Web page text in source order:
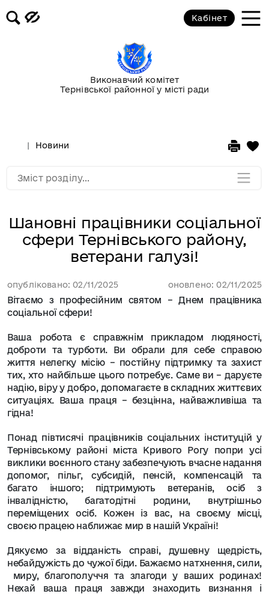
Виконавчий комітет
Тернівської районної у місті ради
Кабінет
Новини
Шановні працівники соціальної
сфери Тернівського району,
ветерани галузі!
опубліковано: 02/11/2025 оновлено: 02/11/2025
Вітаємо з професійним святом – Днем працівника
соціальної сфери!
Ваша робота є справжнім прикладом людяності,
доброти та турботи. Ви обрали для себе справою
життя нелегку місію – постійну підтримку та захист
тих, хто найбільше цього потребує. Саме ви – даруєте
надію, віру у добро, допомагаєте в складних життєвих
ситуаціях. Ваша праця – безцінна, найважливіша та
гідна!
Понад півтисячі працівників соціальних інституцій у
Тернівському районі міста Кривого Рогу попри усі
виклики воєнного стану забезпечують вчасне надання
допомог, пільг, субсидій, пенсій, компенсацій та
багато іншого; підтримують ветеранів, осіб з
інвалідністю, багатодітні родини, внутрішньо
переміщених осіб. Кожен із вас, на своєму місці,
своєю працею наближає мир в нашій Україні!
Дякуємо за відданість справі, душевну щедрість,
небайдужість до чужої біди. Бажаємо натхнення, сили,
миру, благополуччя та злагоди у ваших родинах!
Нехай ваша праця завжди знаходить визнання і
Зміст розділу...
Публічні закупівлі